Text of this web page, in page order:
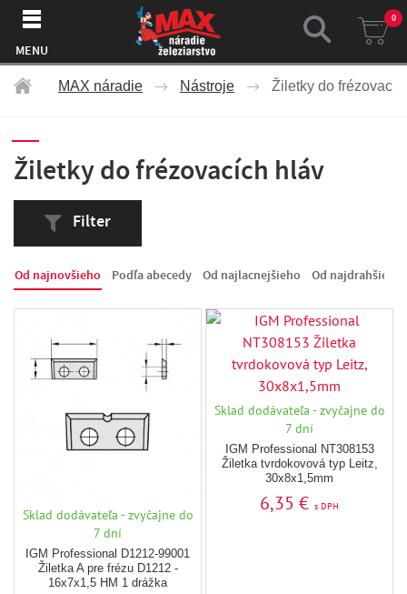
MENU
0
MAX náradie Nástroje Žiletky do
Žiletky do frézovacích hláv
Filter
Od najnovšieho Podľa abecedy Od najlacnejšieho Od najdrahšieho
Sklad dodávateľa - zvyčajne do
7 dní
IGM Professional D1212-99001
Žiletka A pre frézu D1212 -
16x7x1,5 HM 1 drážka
Sklad dodávateľa - zvyčajne do
7 dní
IGM Professional NT308153
Žiletka tvrdokovová typ Leitz,
30x8x1,5mm
6,35 € s DPH